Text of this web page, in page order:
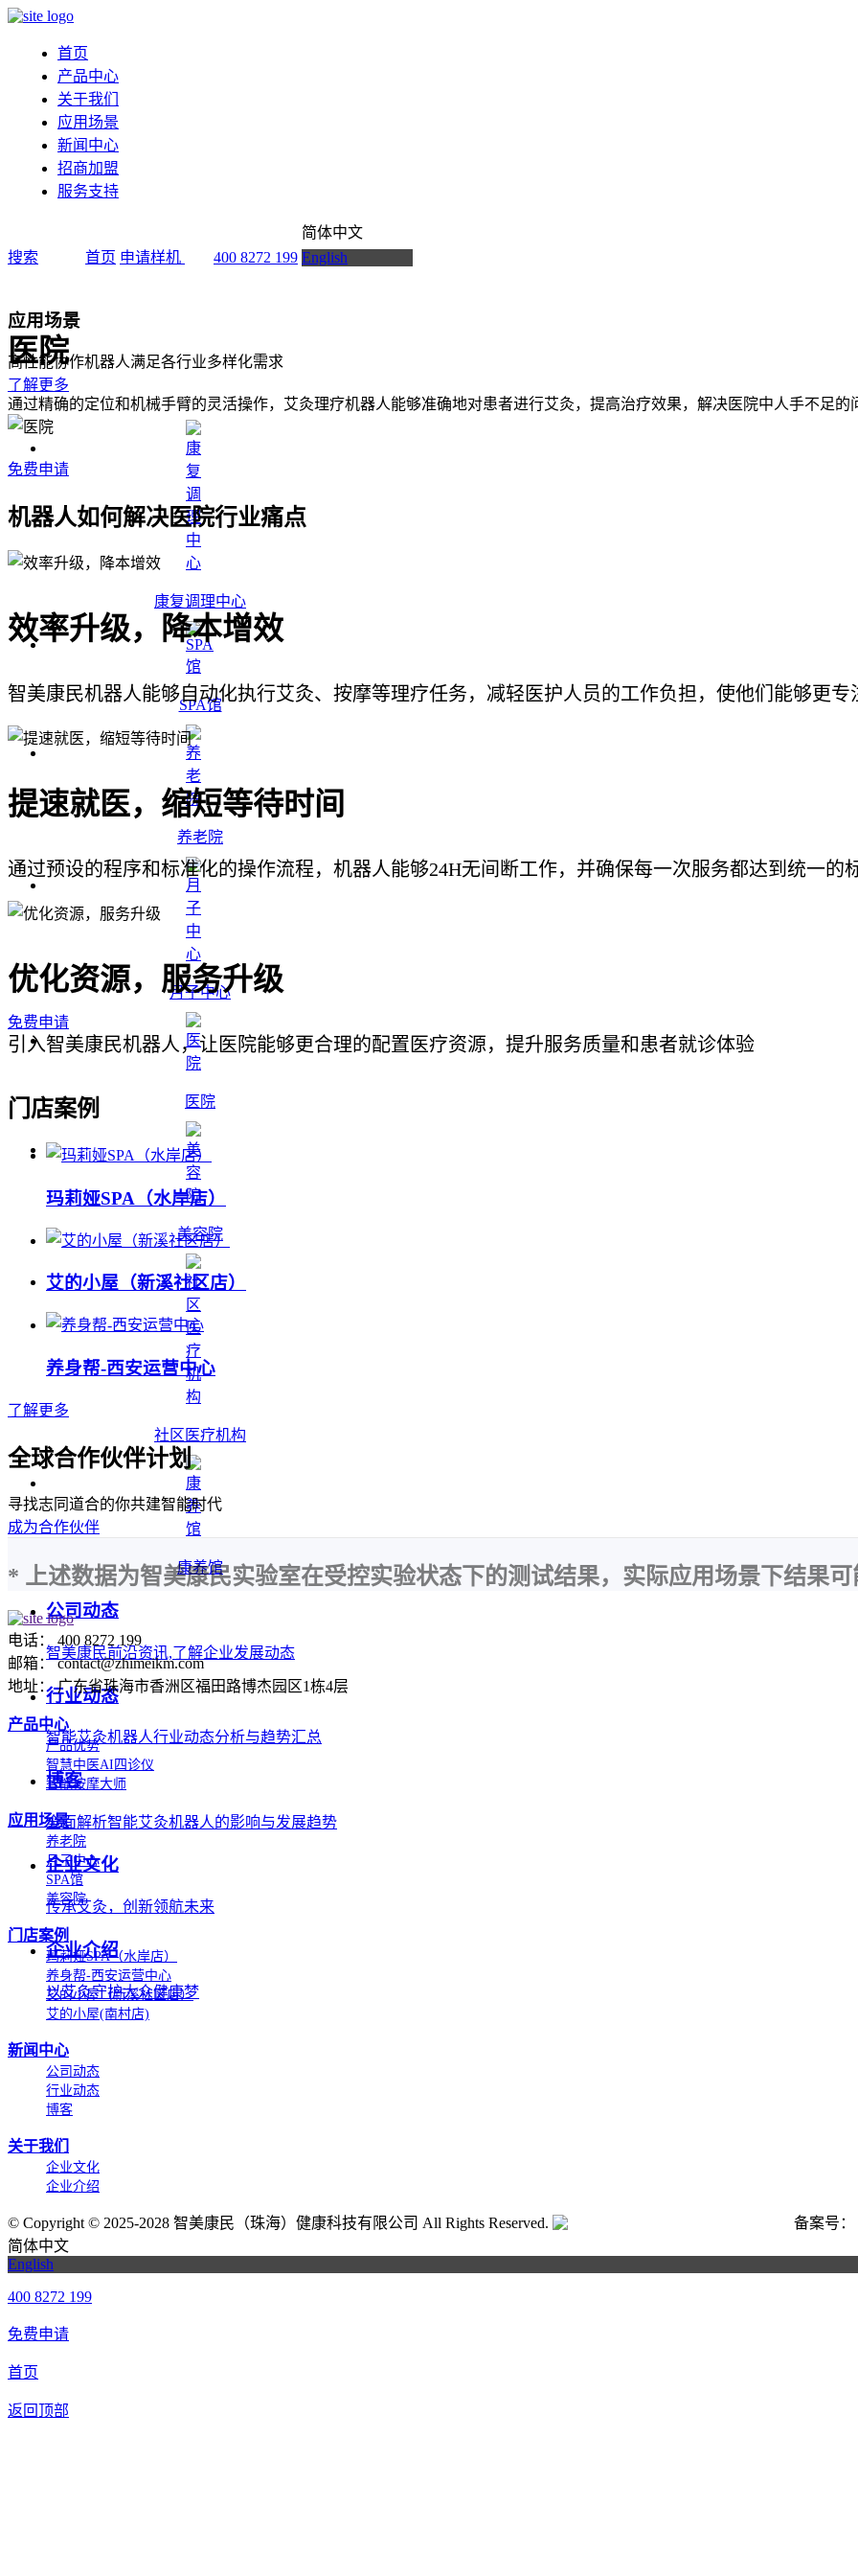
首页
产品中心
关于我们
应用场景
新闻中心
招商加盟
服务支持
搜索 首页 申请样机 400 8272 199
简体中文
English
应用场景
高性能协作机器人满足各行业多样化需求
了解更多
康复调理中心
SPA馆
养老院
月子中心
医院
美容院
社区医疗机构
康养馆
公司动态
智美康民前沿资讯,了解企业发展动态
行业动态
智能艾灸机器人行业动态分析与趋势汇总
博客
全面解析智能艾灸机器人的影响与发展趋势
企业文化
传承艾灸，创新领航未来
企业介绍
以艾灸守护大众健康梦
医院
通过精确的定位和机械手臂的灵活操作，艾灸理疗机器人能够准确地对患者进行艾灸，提高治疗效果，解决医院中人手不足的
免费申请
机器人如何解决医院行业痛点
效率升级，降本增效
智美康民机器人能够自动化执行艾灸、按摩等理疗任务，减轻医护人员的工作负担，使他们能够更
提速就医，缩短等待时间
通过预设的程序和标准化的操作流程，机器人能够24H无间断工作，并确保每一次服务都达到统一的
优化资源，服务升级
引入智美康民机器人，让医院能够更合理的配置医疗资源，提升服务质量和患者就诊体验
免费申请
门店案例
玛莉娅SPA（水岸店）
艾的小屋（新溪社区店）
养身帮-西安运营中心
了解更多
全球合作伙伴计划
寻找志同道合的你共建智能时代
成为合作伙伴
* 上述数据为智美康民实验室在受控实验状态下的测试结果，实际应用场景下结果可
电话： 400 8272 199
邮箱： contact@zhimeikm.com
地址： 广东省珠海市香洲区福田路博杰园区1栋4层
产品中心
产品优势
智慧中医AI四诊仪
智能按摩大师
应用场景
养老院
月子中心
SPA馆
美容院
门店案例
玛莉娅SPA（水岸店）
养身帮-西安运营中心
艾的小屋（新溪社区店）
艾的小屋(南村店)
新闻中心
公司动态
行业动态
博客
关于我们
企业文化
企业介绍
© Copyright © 2025-2028 智美康民（珠海）健康科技有限公司 All Rights Reserved. 备案号：
简体中文
English
400 8272 199
免费申请
首页
返回顶部